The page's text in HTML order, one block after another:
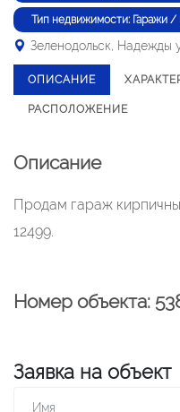
Тип недвижимости: Гаражи
Зеленодольск, Надежды
ОПИСАНИЕ
РАСПОЛОЖЕНИЕ
Описание
Продам гараж
12499.
Номер объекта:
Заявка на объект